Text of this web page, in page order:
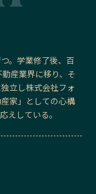
。学業修了後、百
産業界に移り、そ
立し株式会社フォ
家」としての心構
えしている。